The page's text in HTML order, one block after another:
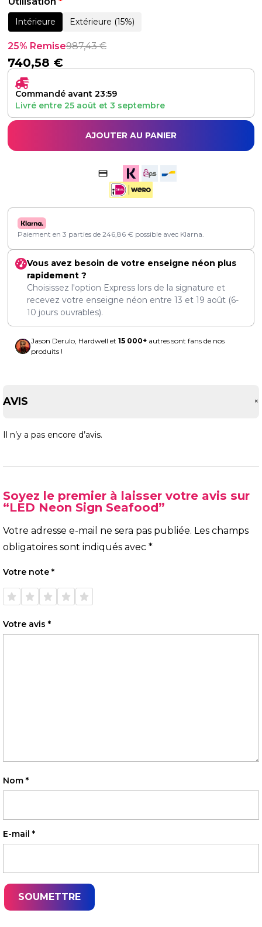
Intérieure Extérieure (15%)
25% Remise987,43€
740,58 €
Commandé avant 23:59
Livré entre 25 août et 3 septembre
AJOUTER AU PANIER
Paiement en 3 parties de 246,86 € possible avec Klarna.
Vous avez besoin de votre enseigne néon plus
rapidement ?
Choisissez l'option Express lors de la signature et
recevez votre enseigne néon entre 13 et 19 août (6-
10 jours ouvrables).
Jason Derulo, Hardwell et 15 000+ autres sont fans de nos
produits !
AVIS +
Il n’y a pas encore d’avis.
Soyez le premier à laisser votre avis sur
“LED Neon Sign Seafood”
Votre adresse e-mail ne sera pas publiée. Les champs
obligatoires sont indiqués avec *
Votre note *
1 étoile
sur 5
2 étoiles
sur 5
3 étoiles
sur 5
4 étoiles
sur 5
5 étoiles
sur 5
Votre avis *
Nom *
E-mail *